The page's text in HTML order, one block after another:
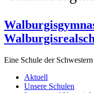
Eine Schule der
Aktuell
Unsere Schulen